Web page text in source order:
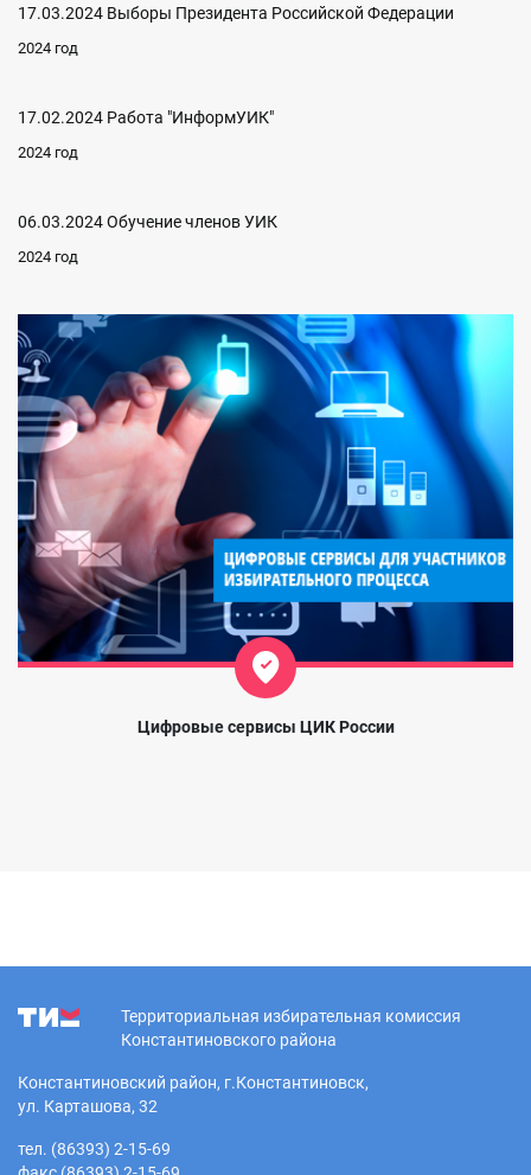
17.03.2024 Выборы Президента Российской Федерации
2024 год
17.02.2024 Работа "ИнформУИК"
2024 год
06.03.2024 Обучение членов УИК
2024 год
Цифровые сервисы ЦИК России
Территориальная избирательная комиссия
Константиновского района
Константиновский район, г.Константиновск,
ул. Карташова, 32
тел. (86393) 2-15-69